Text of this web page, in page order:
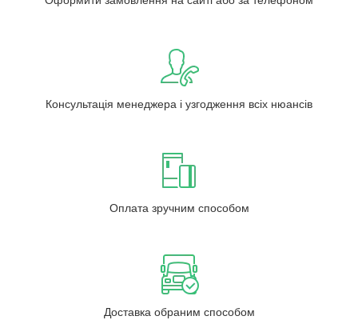
Консультація менеджера і узгодження всіх нюансів
Оплата зручним способом
Доставка обраним способом